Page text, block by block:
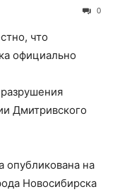
0
что
официально
Дмитривского
на
Новосибирска